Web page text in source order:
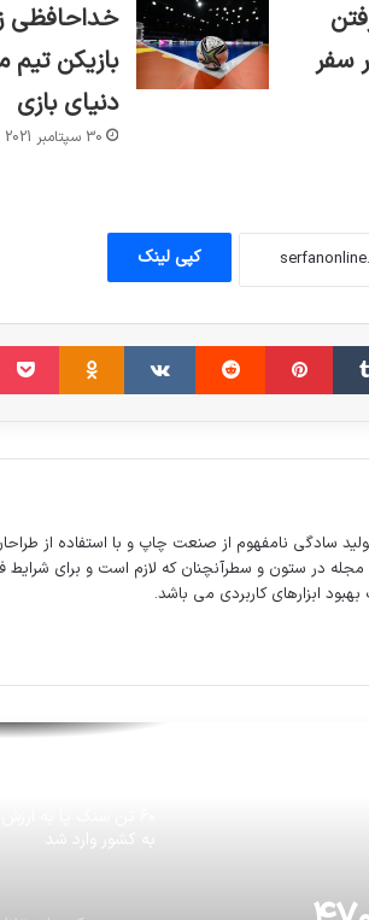
سفر
خداحافظی
بازیکن تیم
دنیای بازی
30 سپتامبر 2021
کپی لینک
‫تامبلر ‫پین‌ترست ‫رددیت ‫VKontakte
سادگی نامفهوم از صنعت چاپ و با استفاده از
مجله در ستون و سطرآنچنان که لازم است و برای شرایط
ابزارهای کاربردی می باشد.
سپیدرود یک –
مبالغ هنگفتی که پپ
بارسلوناصرف خرید
جدول لیگ برتر در